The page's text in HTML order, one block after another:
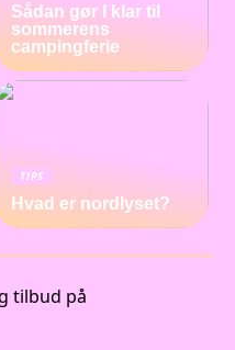
Sådan gør I klar til
sommerens
campingferie
TIPS
Hvad er nordlyset?
tilbud på